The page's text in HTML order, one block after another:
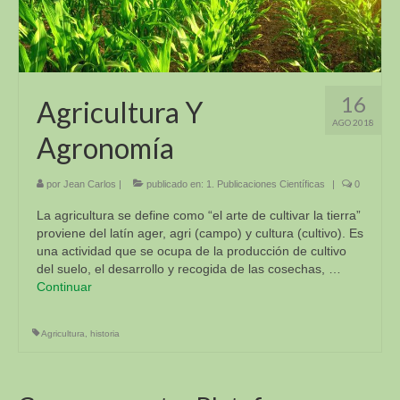
Academia Virtual para la Sustentabilidad
Alimentaria (VFSA)
3. Libros y Tesis
Fotos E Imagenes
APT Brasil
Blog
16
AGO 2018
Agricultura Y
Agronomía
por Jean Carlos | publicado en: 1. Publicaciones Científicas | 0
La agricultura se define como “el arte de cultivar la tierra”
proviene del latín ager, agri (campo) y cultura (cultivo). Es
una actividad que se ocupa de la producción de cultivo
del suelo, el desarrollo y recogida de las cosechas, …
Continuar
Agricultura historia